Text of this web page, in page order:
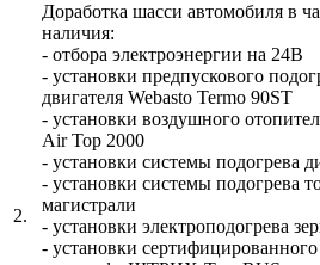
2.
Доработка шасси автомобиля в
наличия:
- отбора электроэнергии на 24В
- установки предпускового
двигателя Webasto Termo 90ST
- установки воздушного
Air Top 2000
- установки системы подогрева
- установки системы подогрева
магистрали
- установки электроподогрева
- установки